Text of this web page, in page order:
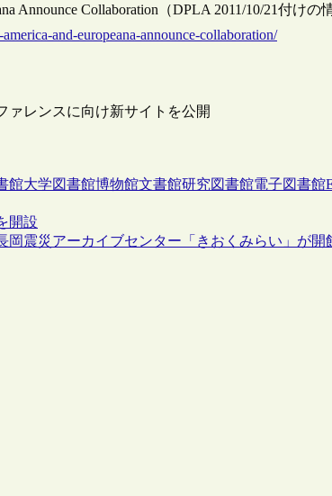
Announce Collaboration（DPLA 2011/10/21付けの
and-europeana-announce-collaboration/
ァレンスに向け新サイトを公開
館大学図書館博物館文書館研究図書館電子図書館
開設
岡震災アーカイブセンター「きおくみらい」が開